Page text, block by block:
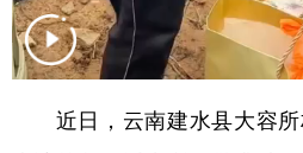
近日，云南建水县大容所